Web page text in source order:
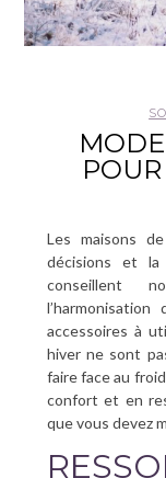
Les maisons
décisions et la
conseillent
accessoires à
hiver ne sont
faire face au
confort et en
que vous devez